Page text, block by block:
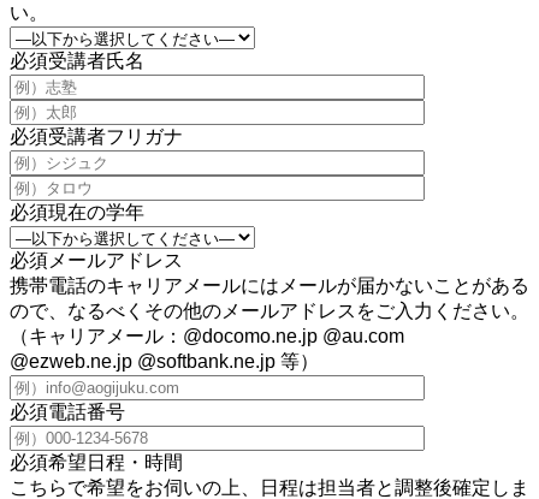
い。
必須受講者氏名
必須受講者フリガナ
必須現在の学年
必須 メールアドレス
携帯電話のキャリアメールにはメールが届かないことがある
ので、なるべくその他のメールアドレスをご入力ください。
（キャリアメール：@docomo.ne.jp @au.com
@ezweb.ne.jp @softbank.ne.jp 等）
必須電話番号
必須希望日程・時間
こちらで希望をお伺いの上、日程は担当者と調整後確定しま